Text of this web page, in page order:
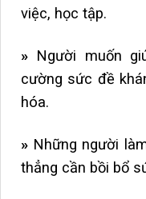
việc, học tập.
» Người muốn
cường sức đề
hóa.
» Những người
thẳng cần bồi bổ